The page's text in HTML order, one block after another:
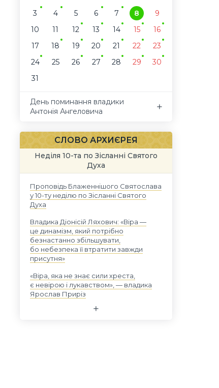
3
4 5 6 7 8
9
10
11 12 13 14 15
16
17
18 19 20 21 22
23
24
25 26 27 28 29
30
31
День поминання владики
Антонія Ангеловича
СЛОВО АРХИЄРЕЯ
Неділя 10-та по Зісланні Святого
Духа
Проповідь Блаженнішого Святослава
у 10-ту неділю по Зісланні Святого
Духа
Владика Діонісій Ляхович: «Віра —
це динамізм, який потрібно
безнастанно збільшувати,
бо небезпека її втратити завжди
присутня»
«Віра, яка не знає сили хреста,
є невірою і лукавством», — владика
Ярослав Приріз